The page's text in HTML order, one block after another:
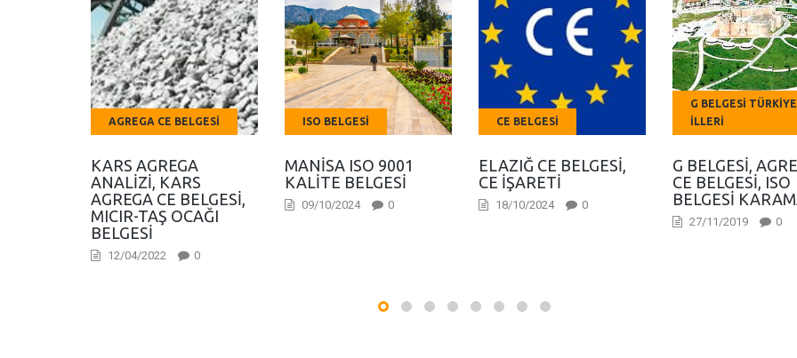
AGREGA CE BELGESI
KARS AGREGA
ANALIZI, KARS
AGREGA CE BELGESI,
MICIR-TAŞ OCAĞI
BELGESI
12/04/2022 0
ISO BELGESI
MANISA ISO 9001
KALITE BELGESI
09/10/2024 0
CE BELGESI
ELAZIĞ CE BELGESI,
CE İŞARETI
18/10/2024 0
G BELGESI TÜRKIYE
İLLERI
G BELGESI,
CE BELGESI, ISO
BELGESI
27/11/2019 0